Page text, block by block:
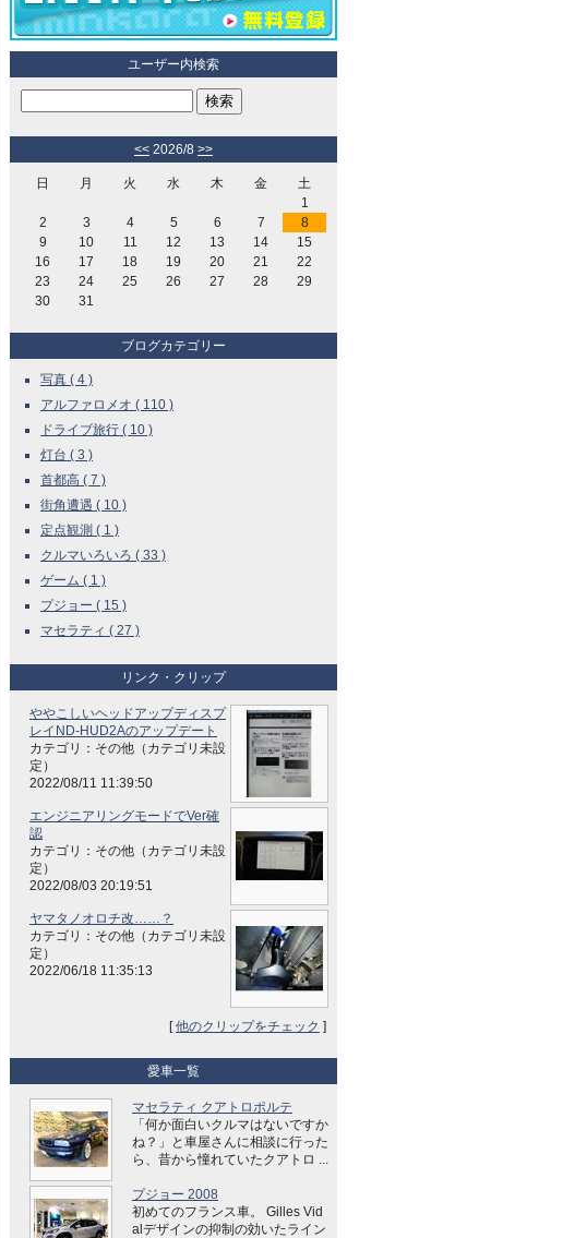
ユーザー内検索
<< 2026/8 >>
日 月 火 水 木 金
土
1
2
3 4 5 6 7
8
9
10 11 12 13 14
15
16
17 18 19 20 21
22
23
24 25 26 27 28
29
30
31
ブログカテゴリー
写真 ( 4 )
アルファロメオ ( 110 )
ドライブ旅行 ( 10 )
灯台 ( 3 )
首都高 ( 7 )
街角遭遇 ( 10 )
定点観測 ( 1 )
クルマいろいろ ( 33 )
ゲーム ( 1 )
プジョー ( 15 )
マセラティ ( 27 )
リンク・クリップ
ややこしいヘッドアップディスプ
レイND-HUD2Aのアップデート
カテゴリ：その他（カテゴリ未設
定）
2022/08/11 11:39:50
エンジニアリングモードでVer確
認
カテゴリ：その他（カテゴリ未設
定）
2022/08/03 20:19:51
ヤマタノオロチ改……？
カテゴリ：その他（カテゴリ未設
定）
2022/06/18 11:35:13
[他のクリップをチェック ]
愛車一覧
マセラティ クアトロポルテ
「何か面白いクルマはないですか
ね？」と車屋さんに相談に行った
ら、昔から憧れていたクアトロ ...
プジョー 2008
初めてのフランス車。 Gilles Vid
alデザインの抑制の効いたライン